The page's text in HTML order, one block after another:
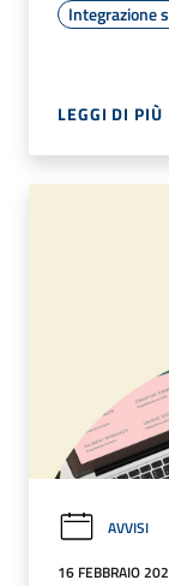
Integrazione
LEGGI DI PIÙ
AVVISI
16 FEBBRAIO